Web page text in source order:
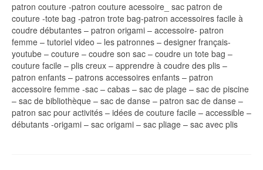
patron couture -patron couture acessoire_ sac patron de
couture -tote bag -patron trote bag-patron accessoires facile à
coudre débutantes – patron origami – accessoire- patron
femme – tutoriel video – les patronnes – designer français-
youtube – couture – coudre son sac – coudre un tote bag –
couture facile – plis creux – apprendre à coudre des plis –
patron enfants – patrons accessoires enfants – patron
accessoire femme -sac – cabas – sac de plage – sac de piscine
– sac de bibliothèque – sac de danse – patron sac de danse –
patron sac pour activités – idées de couture facile – accessible –
débutants -origami – sac origami – sac pliage – sac avec plis